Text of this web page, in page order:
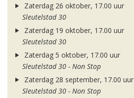
Zaterdag 26 oktober, 17.00 uur
Sleutelstad 30
Zaterdag 19 oktober, 17.00 uur
Sleutelstad 30
Zaterdag 5 oktober, 17.00 uur
Sleutelstad 30 - Non Stop
Zaterdag 28 september, 17.00 uur
Sleutelstad 30 - Non Stop